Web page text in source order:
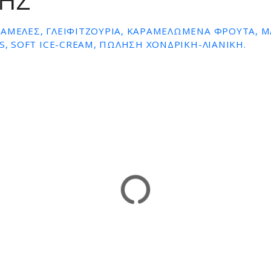
ΓΛΕΙΦΙΤΖΟΎΡΙΑ, ΚΑΡΑΜΕΛΩΜΈΝΑ ΦΡΟΎΤΑ,
SOFT ICE-CREAM, ΠΏΛΗΣΗ ΧΟΝΔΡΙΚΉ-ΛΙΑΝΙΚΗ.